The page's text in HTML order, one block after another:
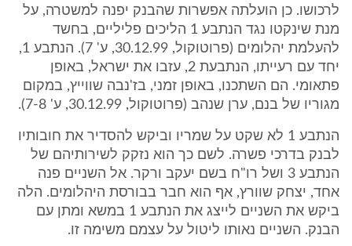
לרכושו. כן הועלתה אפשרות שהבנק יפנה למשטרה, על
מנת שינקטו נגד הנתבע 1 הליכים פליליים, בחשד
להעלמת יהלומים (פרוטוקול, 30.12.99, ע' 7). הנתבע 1,
יחד עם רעייתו, הנתבעת 2, עזבו את ישראל, באופן
פתאומי. הם השתכנו, באופן זמני, בז'נבה שווייץ, במקום
מגוריו של בנם, ערן שנהב (פרוטוקול, 30.12.99, ע' 7-8).
הנתבע 1 לא שקט על שמריו וביקש להסדיר את חובותיו
לבנק בדרכי פשרה. לשם כך הוא נזקק לשירותיהם של
הנתבע 3 ושל רו"ח בשם יעקב ורקר. אל השניים פנה
אחד, יצחק שוורץ, אף הוא חבר בבורסת היהלומים. הלה
ביקש את השניים לייצג את הנתבע 1 במשא ומתן עם
הבנק. השניים נאותו ליטול על עצמם משימה זו.